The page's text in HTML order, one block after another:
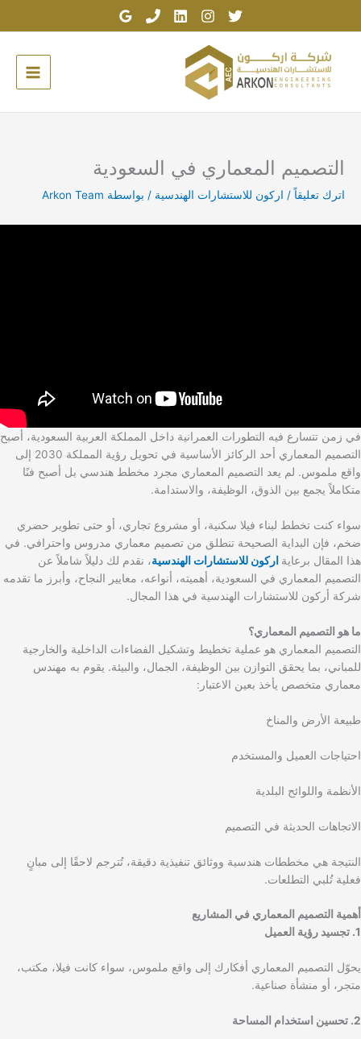
التصميم المعماري في السعودية
اترك تعليقاً / اركون للاستشارات الهندسية / بواسطة Arkon Team
في زمن تتسارع فيه التطورات العمرانية داخل المملكة العربية السعودية، أصبح
التصميم المعماري أحد الركائز الأساسية في تحويل رؤية المملكة 2030 إلى
واقع ملموس. لم يعد التصميم المعماري مجرد مخطط هندسي بل أصبح فنًا
متكاملاً يجمع بين الذوق، الوظيفة، والاستدامة.
سواء كنت تخطط لبناء فيلا سكنية، أو مشروع تجاري، أو حتى تطوير حضري
ضخم، فإن البداية الصحيحة تنطلق من تصميم معماري مدروس واحترافي. في
هذا المقال برعاية اركون للاستشارات الهندسية، نقدم لك دليلاً شاملاً عن
التصميم المعماري في السعودية، أهميته، أنواعه، معايير النجاح، وأبرز ما تقدمه
شركة أركون للاستشارات الهندسية في هذا المجال.
ما هو التصميم المعماري؟
التصميم المعماري هو عملية تخطيط وتشكيل الفضاءات الداخلية والخارجية
للمباني، بما يحقق التوازن بين الوظيفة، الجمال، والبيئة. يقوم به مهندس
معماري متخصص يأخذ بعين الاعتبار:
طبيعة الأرض والمناخ
احتياجات العميل والمستخدم
الأنظمة واللوائح البلدية
الاتجاهات الحديثة في التصميم
النتيجة هي مخططات هندسية ووثائق تنفيذية دقيقة، تُترجم لاحقًا إلى مبانٍ
فعلية تُلبي التطلعات.
أهمية التصميم المعماري في المشاريع
1. تجسيد رؤية العميل
يحوّل التصميم المعماري أفكارك إلى واقع ملموس، سواء كانت فيلا، مكتب،
متجر، أو منشأة صناعية.
2. تحسين استخدام المساحة